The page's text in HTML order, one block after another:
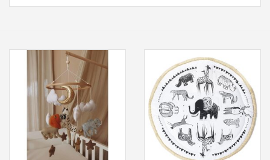
Cadeaubon